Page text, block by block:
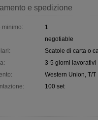
e spedizione
minimo:
1
negotiable
Scatole di carta o
3-5 giorni lavorativi
Western Union, T/T
100 set